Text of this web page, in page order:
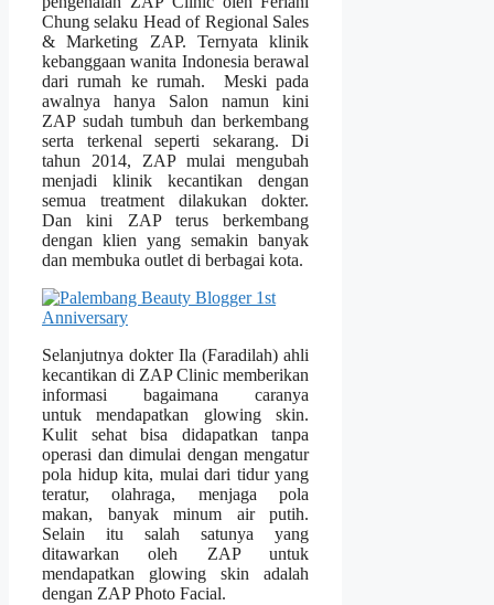
Chung selaku Head of Regional Sales
& Marketing ZAP. Ternyata klinik
kebanggaan wanita Indonesia berawal
dari rumah ke rumah. Meski pada
awalnya hanya Salon namun kini
ZAP sudah tumbuh dan berkembang
serta terkenal seperti sekarang. Di
tahun 2014, ZAP mulai mengubah
menjadi klinik kecantikan dengan
semua treatment dilakukan dokter.
Dan kini ZAP terus berkembang
dengan klien yang semakin banyak
dan membuka outlet di berbagai kota.
Selanjutnya dokter Ila (Faradilah) ahli
kecantikan di ZAP Clinic memberikan
informasi bagaimana caranya
untuk mendapatkan glowing skin.
Kulit sehat bisa didapatkan tanpa
operasi dan dimulai dengan mengatur
pola hidup kita, mulai dari tidur yang
teratur, olahraga, menjaga pola
makan, banyak minum air putih.
Selain itu salah satunya yang
ditawarkan oleh ZAP untuk
mendapatkan glowing skin adalah
dengan ZAP Photo Facial.